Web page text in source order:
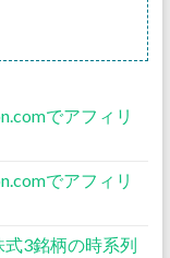
でアフィリ
でアフィリ
3銘柄の時系列